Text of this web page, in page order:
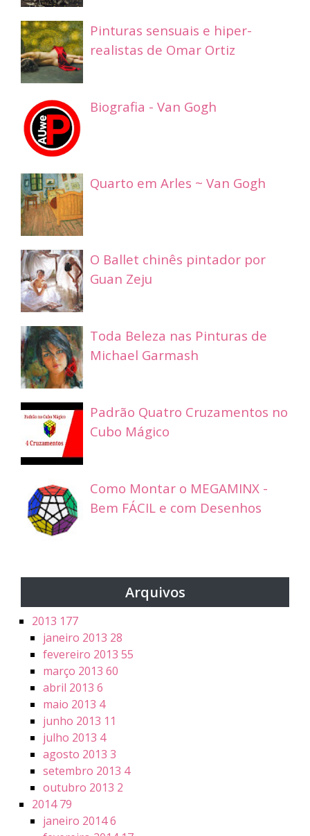
Pinturas sensuais e hiper-
realistas de Omar Ortiz
Biografia - Van Gogh
Quarto em Arles ~ Van Gogh
O Ballet chinês pintador por
Guan Zeju
Toda Beleza nas Pinturas de
Michael Garmash
Padrão Quatro Cruzamentos no
Cubo Mágico
Como Montar o MEGAMINX -
Bem FÁCIL e com Desenhos
Arquivos
2013 177
janeiro 2013 28
fevereiro 2013 55
março 2013 60
abril 2013 6
maio 2013 4
junho 2013 11
julho 2013 4
agosto 2013 3
setembro 2013 4
outubro 2013 2
201479
janeiro 20146